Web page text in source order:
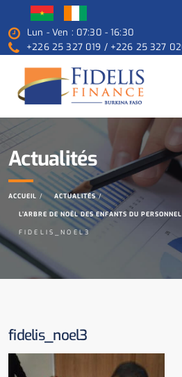
Lun - Ven : 07:30 - 16:30
+226 25 327 019 / +226 25 327
Actualités
ACCUEIL ACTUALITÉS
L’ARBRE DE NOËL DES ENFANTS DU
FIDELIS_NOEL3
fidelis_noel3